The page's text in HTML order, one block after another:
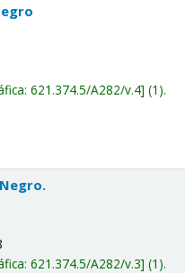
621.374.5/A282/v.4 (1).
621.374.5/A282/v.3 (1).